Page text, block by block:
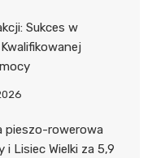
Sukces w
pieszo-rowerowa
i Lisiec Wielki za 5,9